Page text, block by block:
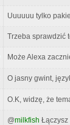
Uuuuuu tylko
Trzeba sprawdzić
Może Alexa
O jasny gwint,
O.K, widzę, że
@milkfish Łączysz